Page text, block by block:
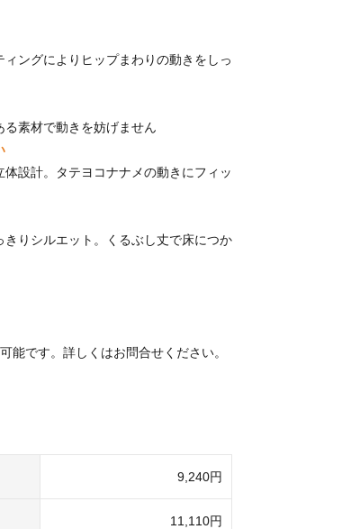
ングによりヒップまわりの動きをしっ
素材で動きを妨げません
設計。タテヨコナナメの動きにフィッ
りシルエット。くるぶし丈で床につか
能です。詳しくはお問合せください。
9,240円
11,110円